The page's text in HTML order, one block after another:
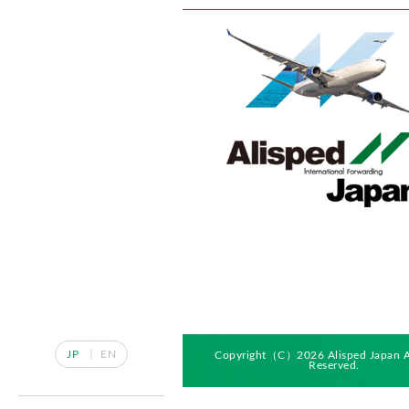
JP EN
Copyright（C）2026 Alisped Japan
Reserved.